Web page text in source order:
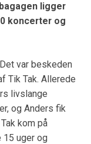
ligger
koncerter og
var beskeden
Tik Tak. Allerede
livslange
og Anders fik
kom på
15 uger og